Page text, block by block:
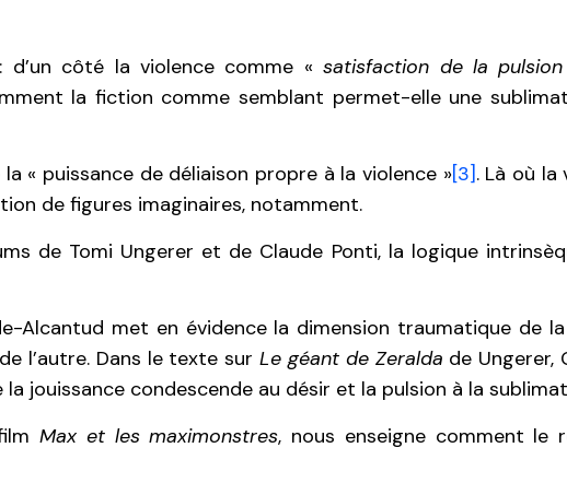
d’un côté la violence comme «satisfaction de la
la fiction comme semblant permet-elle une
« puissance de déliaison propre à la violence »[3]. Là où
de figures imaginaires, notamment.
de Tomi Ungerer et de Claude Ponti, la logique
Alcantud met en évidence la dimension traumatique de
l’autre. Dans le texte surLe géant de Zeralda de
jouissance condescende au désir et la pulsion à la
filmMax et les maximonstres, nous enseigne comment